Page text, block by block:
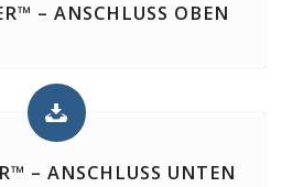
– ANSCHLUSS OBEN
– ANSCHLUSS UNTEN